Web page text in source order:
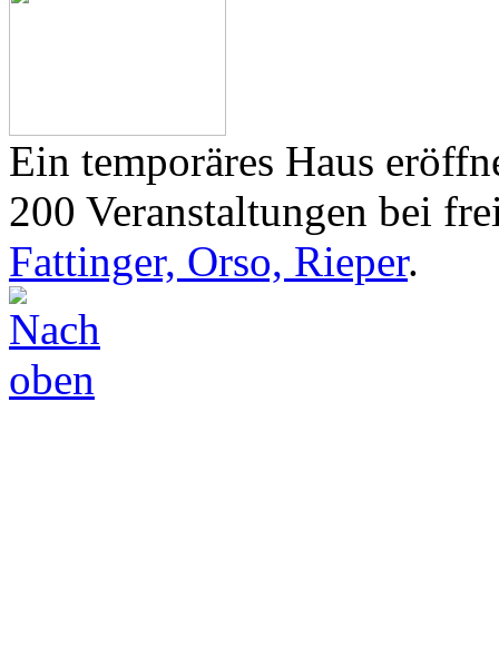
Ein temporäres Haus
200 Veranstaltungen bei
Fattinger, Orso, Rieper.